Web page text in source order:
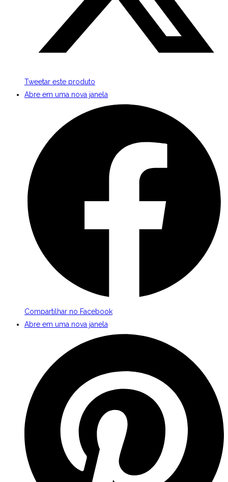
Tweetar este produto
Abre em uma nova janela
Compartilhar no Facebook
Abre em uma nova janela